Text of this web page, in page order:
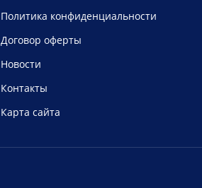
Политика конфиденциальности
Договор оферты
Новости
Контакты
Карта сайта